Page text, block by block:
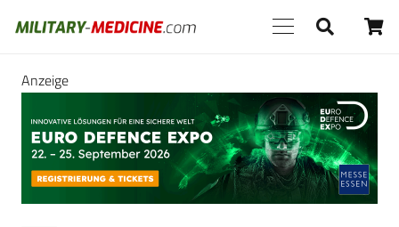
Anzeige